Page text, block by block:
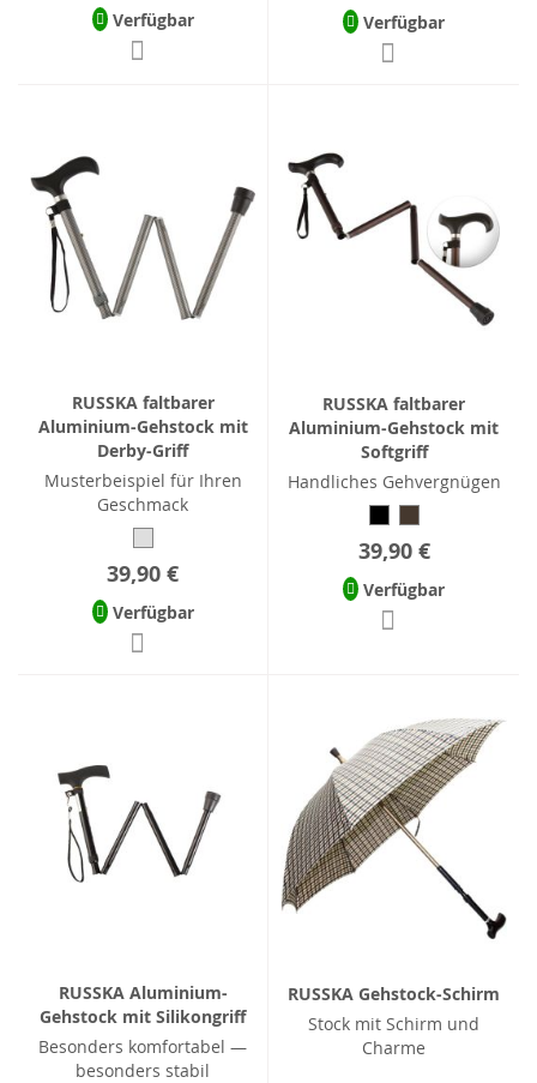
Verfügbar Verfügbar
RUSSKA faltbarer
Aluminium-Gehstock mit
Derby-Griff
Musterbeispiel für Ihren
Geschmack
39,90 €
Verfügbar
RUSSKA faltbarer
Aluminium-Gehstock mit
Softgriff
Handliches Gehvergnügen
39,90 €
Verfügbar
RUSSKA Aluminium-
Gehstock mit Silikongriff
Besonders komfortabel —
besonders stabil
RUSSKA Gehstock-Schirm
Stock mit Schirm und
Charme